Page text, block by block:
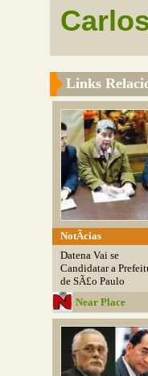
Links
NotÃ­cias
Datena Vai se
Candidatar a
de SÃ£o Paulo
Near Place